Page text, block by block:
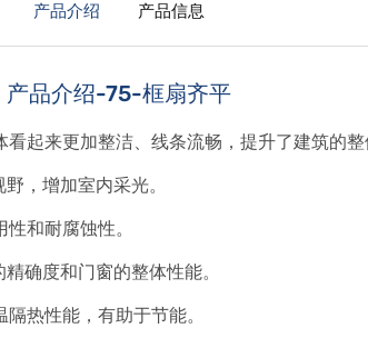
产品介绍 产品信息
产品介绍-75-框扇齐平
起来更加整洁、线条流畅，提升了建筑的
，增加室内采光。
和耐腐蚀性。
确度和门窗的整体性能。
热性能，有助于节能。